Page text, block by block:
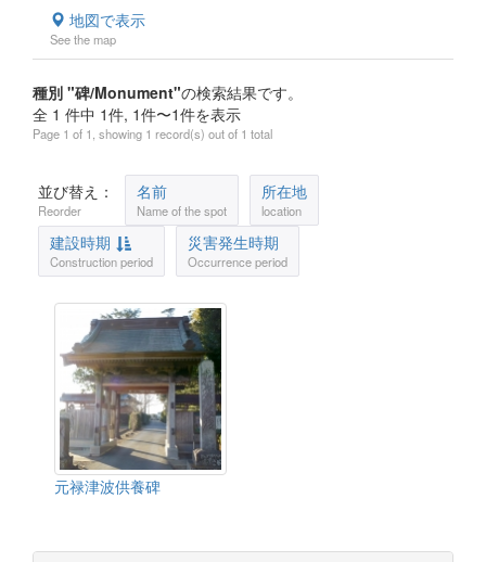
地図で表示
See the map
種別 "碑/Monument"の検索結果です。
全 1 件中 1件, 1件〜1件を表示
Page 1 of 1, showing 1 record(s) out of 1 total
並び替え：
Reorder
名前
Name of the spot
所在地
location
建設時期
Construction period
災害発生時期
Occurrence period
元禄津波供養碑